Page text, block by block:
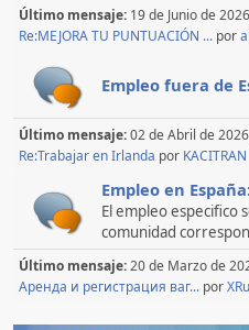
Último mensaje: 19 de Junio de
Re:MEJORA TU PUNTUACIÓN ... por
Empleo fuera de
Último mensaje:02 de Abril de
Re:Trabajar en Irlanda por KACITRAN
Empleo en
El empleo especifico
comunidad
Último mensaje:20 de Marzo de
Аренда и регистрация ваг... por